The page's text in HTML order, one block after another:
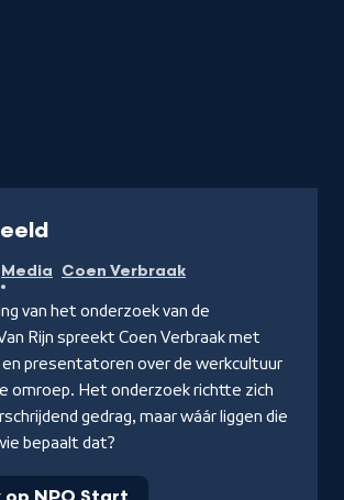
Media Coen Verbraak
van het onderzoek van de
Rijn spreekt Coen Verbraak met
presentatoren over de werkcultuur
omroep. Het onderzoek richtte zich
gedrag, maar wáár liggen die
bepaalt dat?